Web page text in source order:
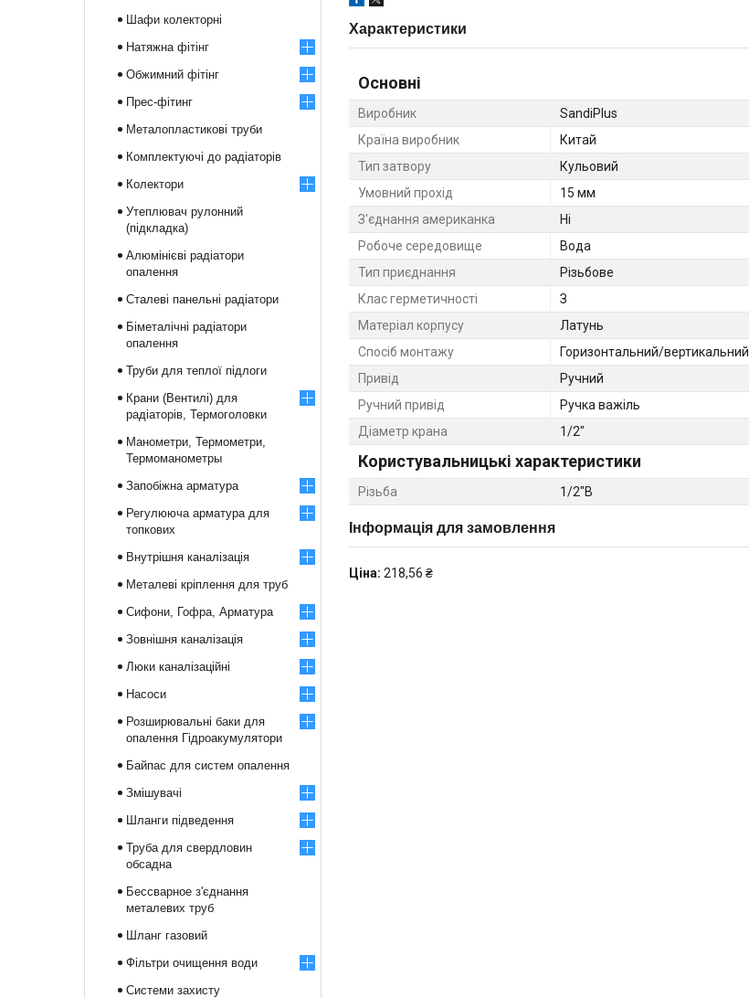
Характеристики
Основні
Виробник
SandiPlus
Країна виробник
Китай
Тип затвору
Кульовий
Умовний прохід
15 мм
З'єднання американка
Ні
Робоче середовище
Вода
Тип приєднання
Різьбове
Клас герметичності
З
Матеріал корпусу
Латунь
Спосіб монтажу
Горизонтальний/вертикальний
Привід
Ручний
Ручний привід
Ручка важіль
Діаметр крана
1/2"
Користувальницькі характеристики
Різьба 1/2"В
Інформація для замовлення
Ціна: 218,56 ₴
Шафи колекторні
Натяжна фітінг
Обжимний фітінг
Прес-фітинг
Металопластикові труби
Комплектуючі до радіаторів
Колектори
Утеплювач рулонний
(підкладка)
Алюмінієві радіатори
опалення
Сталеві панельні радіатори
Біметалічні радіатори
опалення
Труби для теплої підлоги
Крани (Вентилі) для
радіаторів, Термоголовки
Манометри, Термометри,
Термоманометры
Запобіжна арматура
Регулююча арматура для
топкових
Внутрішня каналізація
Металеві кріплення для труб
Сифони, Гофра, Арматура
Зовнішня каналізація
Люки каналізаційні
Насоси
Розширювальні баки для
опалення Гідроакумулятори
Байпас для систем опалення
Змішувачі
Шланги підведення
Труба для свердловин
обсадна
Бессварное з'єднання
металевих труб
Шланг газовий
Фільтри очищення води
Системи захисту